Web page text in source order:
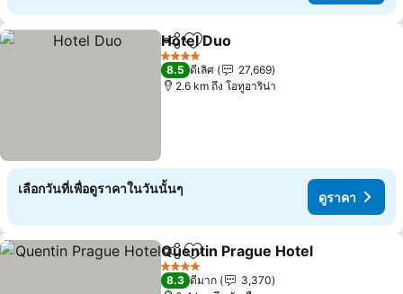
แชร์ เพิ่มในรายการโปรด
Hotel Duo
4 ดาว
8.5 ดีเลิศ
27,669
2.6 km ถึง โอทูอาริน่า
เลือกวันที่เพื่อดูราคาในวันนั้นๆ
ดูราคา
แชร์ เพิ่มในรายการโปรด
Quentin Prague Hotel
4 ดาว
8.3 ดีมาก
3,370